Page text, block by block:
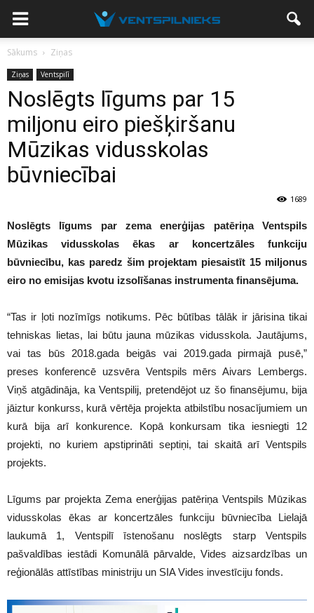
Sākums Ziņas
Ziņas Ventspilī
Noslēgts līgums par 15
miljonu eiro piešķiršanu
Mūzikas vidusskolas
būvniecībai
1689
Noslēgts līgums par zema enerģijas patēriņa Ventspils
Mūzikas vidusskolas ēkas ar koncertzāles funkciju
būvniecību, kas paredz šim projektam piesaistīt 15 miljonus
eiro no emisijas kvotu izsolīšanas instrumenta finansējuma.
“Tas ir ļoti nozīmīgs notikums. Pēc būtības tālāk ir jārisina tikai
tehniskas lietas, lai būtu jauna mūzikas vidusskola. Jautājums,
vai tas būs 2018.gada beigās vai 2019.gada pirmajā pusē,”
preses konferencē uzsvēra Ventspils mērs Aivars Lembergs.
Viņš atgādināja, ka Ventspilij, pretendējot uz šo finansējumu, bija
jāiztur konkurss, kurā vērtēja projekta atbilstību nosacījumiem un
kurā bija arī konkurence. Kopā konkursam tika iesniegti 12
projekti, no kuriem apstiprināti septiņi, tai skaitā arī Ventspils
projekts.
Līgums par projekta Zema enerģijas patēriņa Ventspils Mūzikas
vidusskolas ēkas ar koncertzāles funkciju būvniecība Lielajā
laukumā 1, Ventspilī īstenošanu noslēgts starp Ventspils
pašvaldības iestādi Komunālā pārvalde, Vides aizsardzības un
reģionālās attīstības ministriju un SIA Vides investīciju fonds.